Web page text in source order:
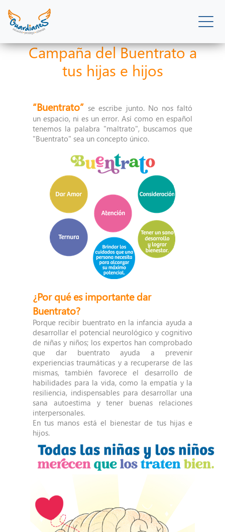
Campaña del Buentrato a
tus hijas e hijos
“Buentrato”se escribe junto. No nos faltó
un espacio, ni es un error. Así como en español
tenemos la palabra "maltrato", buscamos que
"Buentrato" sea un concepto único.
¿Por qué es importante dar
Buentrato?
Porque recibir buentrato en la infancia ayuda a
desarrollar el potencial neurológico y cognitivo
de niñas y niños; los expertos han comprobado
que dar buentrato ayuda a prevenir
experiencias traumáticas y a recuperarse de las
mismas, también favorece el desarrollo de
habilidades para la vida, como la empatía y la
resiliencia, indispensables para desarrollar una
sana autoestima y tener buenas relaciones
interpersonales.
En tus manos está el bienestar de tus hijas e
hijos.